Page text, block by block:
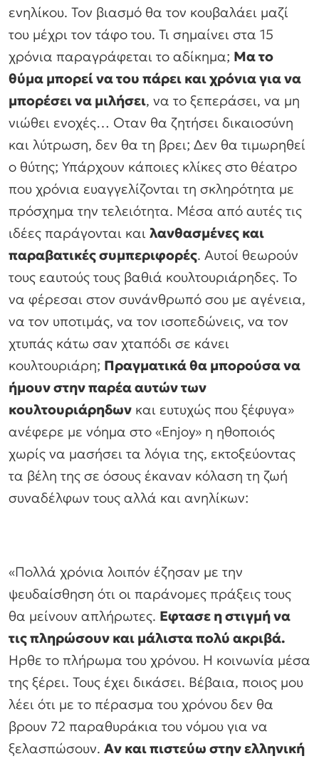
ενηλίκου. Τον βιασμό θα τον κουβαλάει μαζί
του μέχρι τον τάφο του. Τι σημαίνει στα 15
χρόνια παραγράφεται το αδίκημα; Μα το
θύμα μπορεί να του πάρει και χρόνια για να
μπορέσει να μιλήσει, να το ξεπεράσει, να μη
νιώθει ενοχές… Οταν θα ζητήσει δικαιοσύνη
και λύτρωση, δεν θα τη βρει; Δεν θα τιμωρηθεί
ο θύτης; Υπάρχουν κάποιες κλίκες στο θέατρο
που χρόνια ευαγγελίζονται τη σκληρότητα με
πρόσχημα την τελειότητα. Μέσα από αυτές τις
ιδέες παράγονται και λανθασμένες και
παραβατικές συμπεριφορές. Αυτοί θεωρούν
τους εαυτούς τους βαθιά κουλτουριάρηδες. Το
να φέρεσαι στον συνάνθρωπό σου με αγένεια,
να τον υποτιμάς, να τον ισοπεδώνεις, να τον
χτυπάς κάτω σαν χταπόδι σε κάνει
κουλτουριάρη; Πραγματικά θα μπορούσα να
ήμουν στην παρέα αυτών των
κουλτουριάρηδων και ευτυχώς που ξέφυγα»
ανέφερε με νόημα στο «Εnjoy» η ηθοποιός
χωρίς να μασήσει τα λόγια της, εκτοξεύοντας
τα βέλη της σε όσους έκαναν κόλαση τη ζωή
συναδέλφων τους αλλά και ανηλίκων:
«Πολλά χρόνια λοιπόν έζησαν με την
ψευδαίσθηση ότι οι παράνομες πράξεις τους
θα μείνουν απλήρωτες. Εφτασε η στιγμή να
τις πληρώσουν και μάλιστα πολύ ακριβά.
Ηρθε το πλήρωμα του χρόνου. Η κοινωνία μέσα
της ξέρει. Τους έχει δικάσει. Βέβαια, ποιος μου
λέει ότι με το πέρασμα του χρόνου δεν θα
βρουν 72 παραθυράκια του νόμου για να
ξελασπώσουν. Αν και πιστεύω στην ελληνική